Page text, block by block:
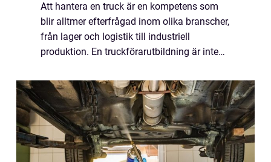
Att hantera en truck är en kompetens som
blir alltmer efterfrågad inom olika branscher,
från lager och logistik till industriell
produktion. En truckförarutbildning är inte